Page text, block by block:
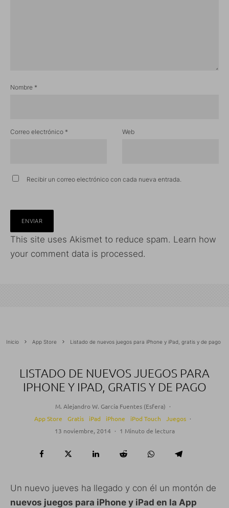
Nombre *
Correo electrónico * Web
Recibir un correo electrónico con cada nueva entrada.
This site uses Akismet to reduce spam. Learn how
your comment data is processed.
Inicio App Store Listado de nuevos juegos para iPhone y iPad, gratis y de pago
LISTADO DE NUEVOS JUEGOS PARA
IPHONE Y IPAD, GRATIS Y DE PAGO
M. Alejandro W. García Fuentes (Esfera) ·
App Store
Gratis iPad iPhone iPod Touch Juegos ·
13 noviembre, 2014 · 1 Minuto de lectura
Un nuevo jueves ha llegado y con él un montón de
nuevos juegos para iPhone y iPad en la App